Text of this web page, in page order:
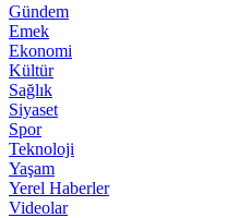
Gündem
Emek
Ekonomi
Kültür
Sağlık
Siyaset
Spor
Teknoloji
Yaşam
Yerel Haberler
Videolar